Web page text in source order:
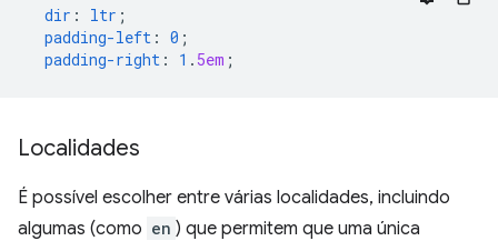
dir : ltr ;
padding-left : 0 ;
padding-right : 1 . 5em ;
Localidades
É possível escolher entre várias localidades, incluindo
algumas (como en ) que permitem que uma única